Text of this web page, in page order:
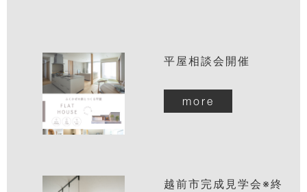
平屋相談会開催
more
越前市完成見学会※終